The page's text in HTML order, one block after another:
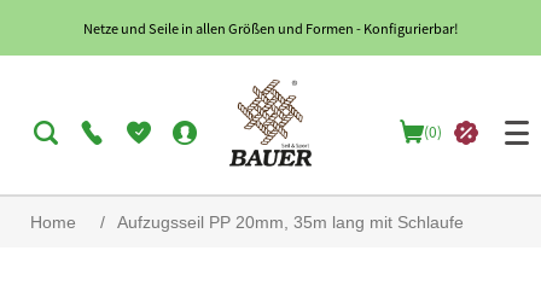
Netze und Seile in allen Größen und Formen - Konfigurierbar!
(0)
Home / Aufzugsseil PP 20mm, 35m lang mit Schlaufe